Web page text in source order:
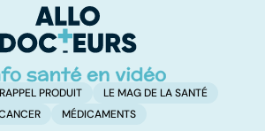
étroits
RAPPEL PRODUIT
LE MAG DE LA SANTÉ
MÉDICAMENTS